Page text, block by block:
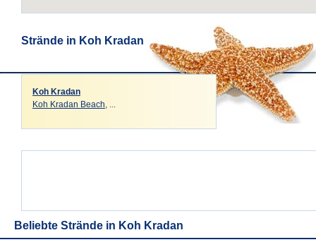
Strände in Koh Kradan
Koh Kradan
Koh Kradan Beach, ...
Beliebte Strände in Koh Kradan